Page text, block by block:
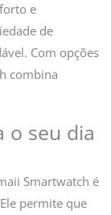
e
de
Com opções
combina
o seu dia
Smartwatch é
permite que